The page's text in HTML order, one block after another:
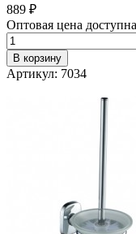
889 ₽
Оптовая цена
В корзину
Артикул: 7034